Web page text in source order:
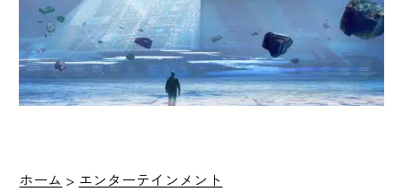
ホーム > エンターテインメント